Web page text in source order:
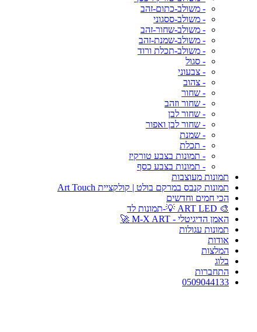
- משולב-כתום-זהב
- משולב-ססגוני
- משולב-שחור-זהב
- משולב-שמנת-זהב
- משולב-תכלת ורוד
- סגול
- צבעוני
- צהוב
- שחור
- שחור וזהב
- שחור לבן
- שחור לבן ואפור
- שמנת
- תכלת
- תמונות בצבע טורקיז
- תמונות בצבע כסף
תמונות מעוצבות
תמונות קנבס במרקם בולט | קולקציית Art Touch
הכי חמים וחדשים
🎨 ART LED 💡-תמונות לד
האמן הדיגיטלי - M-X ART 🚀
תמונות עגולות
אודות
המלצות
בלוג
התחברות
0509044133